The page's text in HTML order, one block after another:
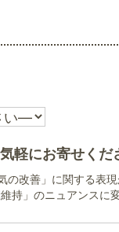
軽にお寄せくだ
の改善」に関する表
持」のニュアンスに